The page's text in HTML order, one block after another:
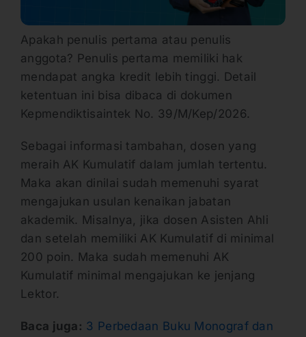
Apakah penulis pertama atau penulis
anggota? Penulis pertama memiliki hak
mendapat angka kredit lebih tinggi. Detail
ketentuan ini bisa dibaca di dokumen
Kepmendiktisaintek No. 39/M/Kep/2026.
Sebagai informasi tambahan, dosen yang
meraih AK Kumulatif dalam jumlah tertentu.
Maka akan dinilai sudah memenuhi syarat
mengajukan usulan kenaikan jabatan
akademik. Misalnya, jika dosen Asisten Ahli
dan setelah memiliki AK Kumulatif di minimal
200 poin. Maka sudah memenuhi AK
Kumulatif minimal mengajukan ke jenjang
Lektor.
Baca juga: 3 Perbedaan Buku Monograf dan